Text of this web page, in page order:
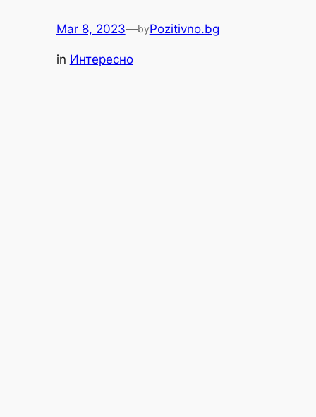
Mar 8, 2023—byPozitivno.bg
in Интересно